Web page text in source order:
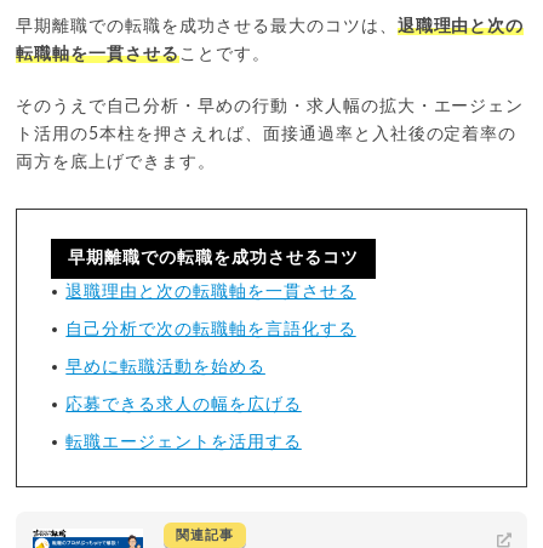
早期離職での転職を成功させる最大のコツは、 退職理由と次の
転職軸を一貫させることです。
そのうえで自己分析・早めの行動・求人幅の拡大・エージェン
ト活用の5本柱を押さえれば、面接通過率と入社後の定着率の
両方を底上げできます。
早期離職での転職を成功させるコツ
退職理由と次の転職軸を一貫させる
自己分析で次の転職軸を言語化する
早めに転職活動を始める
応募できる求人の幅を広げる
転職エージェントを活用する
関連記事